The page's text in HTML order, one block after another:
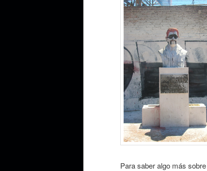
Para saber algo más sobre